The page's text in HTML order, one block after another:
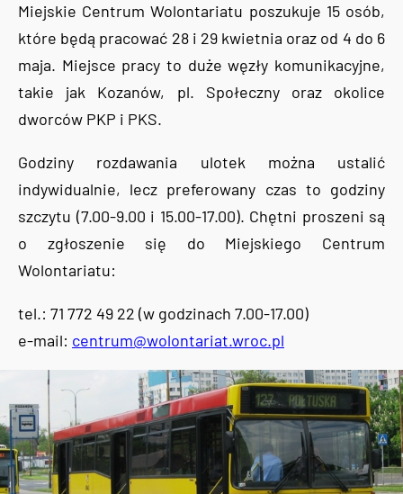
Miejskie Centrum Wolontariatu poszukuje 15 osób,
które będą pracować 28 i 29 kwietnia oraz od 4 do 6
maja. Miejsce pracy to duże węzły komunikacyjne,
takie jak Kozanów, pl. Społeczny oraz okolice
dworców PKP i PKS.
Godziny rozdawania ulotek można ustalić
indywidualnie, lecz preferowany czas to godziny
szczytu (7.00-9.00 i 15.00-17.00). Chętni proszeni są
o zgłoszenie się do Miejskiego Centrum
Wolontariatu:
tel.: 71 772 49 22 (w godzinach 7.00-17.00)
e-mail: centrum@wolontariat.wroc.pl